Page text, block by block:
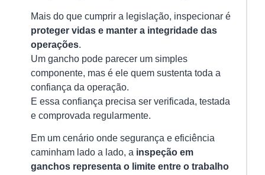
Mais do que cumprir a legislação, inspecionar é
proteger vidas e manter a integridade das
operações.
Um gancho pode parecer um simples
componente, mas é ele quem sustenta toda a
confiança da operação.
E essa confiança precisa ser verificada, testada
e comprovada regularmente.
Em um cenário onde segurança e eficiência
caminham lado a lado, a inspeção em
ganchos representa o limite entre o trabalho